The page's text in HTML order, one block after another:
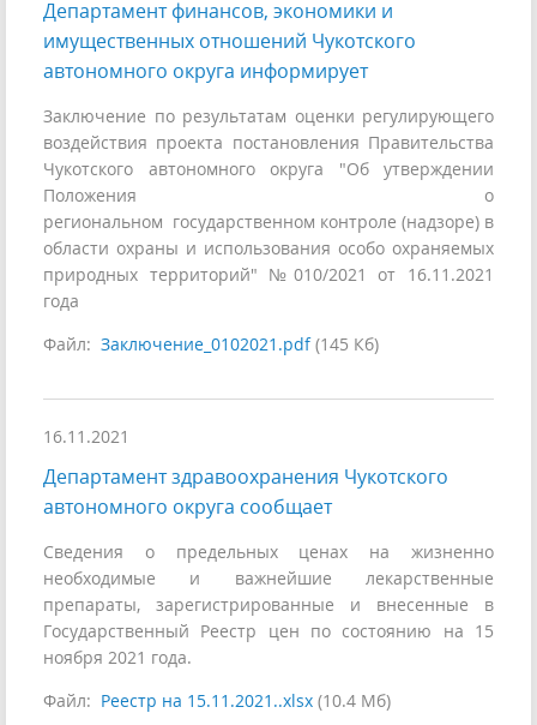
Департамент финансов, экономики и
имущественных отношений Чукотского
автономного округа информирует
Заключение по результатам оценки регулирующего
воздействия проекта постановления Правительства
Чукотского автономного округа "Об утверждении
Положения о
региональном государственном контроле (надзоре) в
области охраны и использования особо охраняемых
природных территорий" №010/2021 от 16.11.2021
года
Файл: Заключение_0102021.pdf(145 Кб)
16.11.2021
Департамент здравоохранения Чукотского
автономного округа сообщает
Сведения о предельных ценах на жизненно
необходимые и важнейшие лекарственные
препараты, зарегистрированные и внесенные в
Государственный Реестр цен по состоянию на 15
ноября 2021 года.
Файл: Реестр на 15.11.2021..xlsx (10.4 Мб)